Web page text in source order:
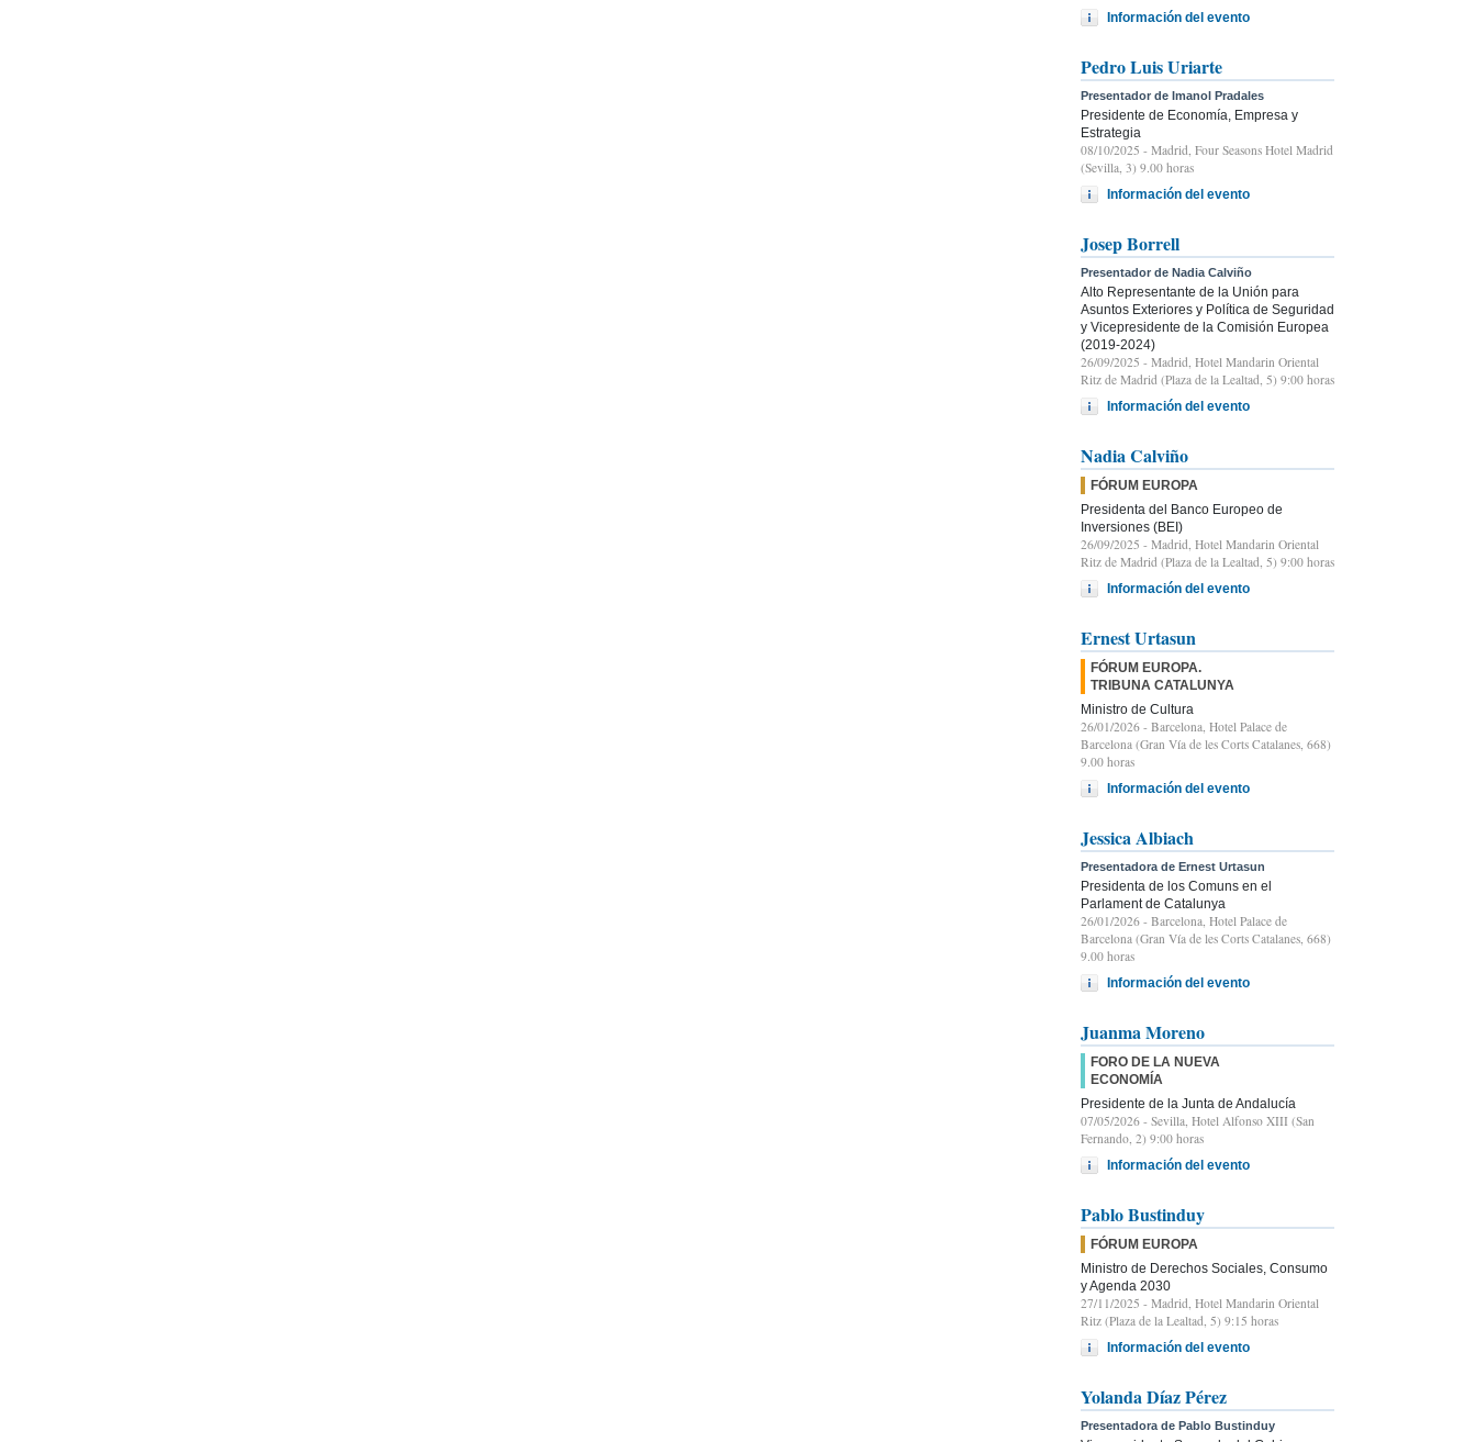
Información del evento
Pedro Luis Uriarte
Presentador de Imanol Pradales
Presidente de Economía, Empresa y
Estrategia
08/10/2025 - Madrid, Four Seasons Hotel Madrid
(Sevilla, 3) 9.00 horas
Información del evento
Josep Borrell
Presentador de Nadia Calviño
Alto Representante de la Unión para
Asuntos Exteriores y Política de Seguridad
y Vicepresidente de la Comisión Europea
(2019-2024)
26/09/2025 - Madrid, Hotel Mandarin Oriental
Ritz de Madrid (Plaza de la Lealtad, 5) 9:00 horas
Información del evento
Nadia Calviño
FÓRUM EUROPA
Presidenta del Banco Europeo de
Inversiones (BEI)
26/09/2025 - Madrid, Hotel Mandarin Oriental
Ritz de Madrid (Plaza de la Lealtad, 5) 9:00 horas
Información del evento
Ernest Urtasun
FÓRUM EUROPA.
TRIBUNA CATALUNYA
Ministro de Cultura
26/01/2026 - Barcelona, Hotel Palace de
Barcelona (Gran Vía de les Corts Catalanes, 668)
9.00 horas
Información del evento
Jessica Albiach
Presentadora de Ernest Urtasun
Presidenta de los Comuns en el
Parlament de Catalunya
26/01/2026 - Barcelona, Hotel Palace de
Barcelona (Gran Vía de les Corts Catalanes, 668)
9.00 horas
Información del evento
Juanma Moreno
FORO DE LA NUEVA
ECONOMÍA
Presidente de la Junta de Andalucía
07/05/2026 - Sevilla, Hotel Alfonso XIII (San
Fernando, 2) 9:00 horas
Información del evento
Pablo Bustinduy
FÓRUM EUROPA
Ministro de Derechos Sociales, Consumo
y Agenda 2030
27/11/2025 - Madrid, Hotel Mandarin Oriental
Ritz (Plaza de la Lealtad, 5) 9:15 horas
Información del evento
Yolanda Díaz Pérez
Presentadora de Pablo Bustinduy